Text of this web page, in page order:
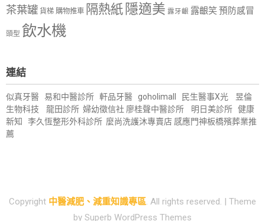
茶葉罐 貨梯 購物推車 隔熱紙 隱適美 露牙齦 露齦笑預防感冒
頭型 飲水機
連結
似真牙醫 易和中醫診所 軒品牙醫 goholimall 民生醫事X光
昱倫
生物科技
龍田診所 婦幼徵信社 廖桂聲中醫診所 明日美診所 健康
新知
李久恆整形外科診所 麼尚洗護沐專賣店 感應門神板橋殯葬業推
薦
Copyright 中醫減肥、減重知識專區 . All rights reserved. | Theme
by Superb WordPress Themes